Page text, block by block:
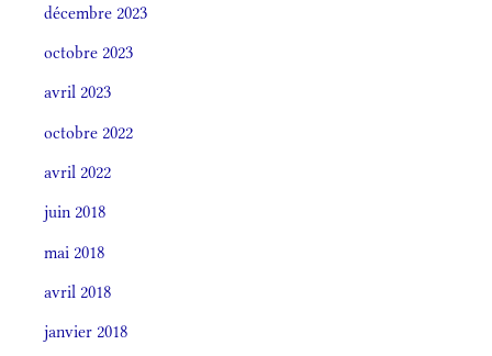
décembre 2023
octobre 2023
avril 2023
octobre 2022
avril 2022
juin 2018
mai 2018
avril 2018
janvier 2018